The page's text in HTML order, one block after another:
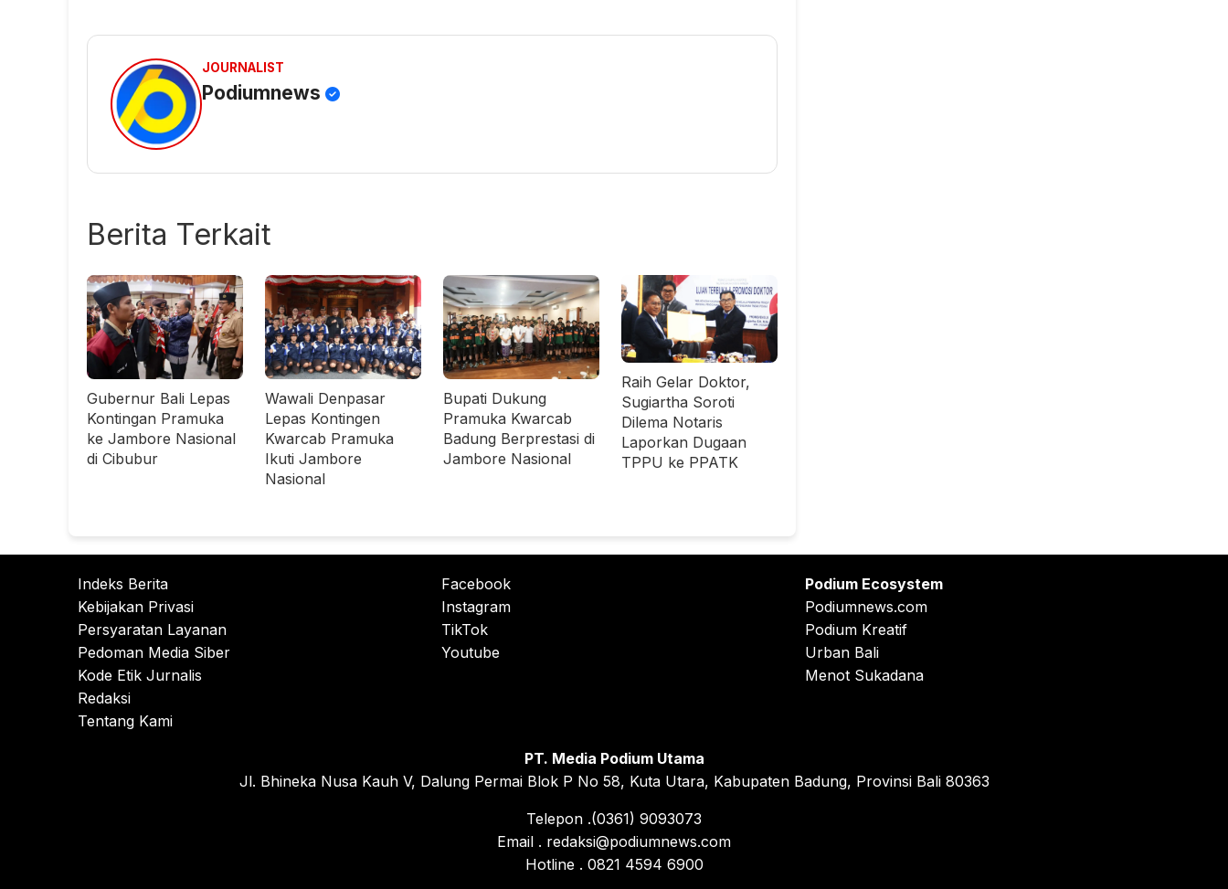
JOURNALIST
Podiumnews
Berita Terkait
Gubernur Bali Lepas
Kontingan Pramuka
ke Jambore Nasional
di Cibubur
Wawali Denpasar
Lepas Kontingen
Kwarcab Pramuka
Ikuti Jambore
Nasional
Bupati Dukung
Pramuka Kwarcab
Badung Berprestasi di
Jambore Nasional
Raih Gelar Doktor,
Sugiartha Soroti
Dilema Notaris
Laporkan Dugaan
TPPU ke PPATK
Indeks Berita
Kebijakan Privasi
Persyaratan Layanan
Pedoman Media Siber
Kode Etik Jurnalis
Redaksi
Tentang Kami
Facebook
Instagram
TikTok
Youtube
Podium Ecosystem
Podiumnews.com
Podium Kreatif
Urban Bali
Menot Sukadana
PT. Media Podium Utama
Jl. Bhineka Nusa Kauh V, Dalung Permai Blok P No 58, Kuta Utara, Kabupaten Badung, Provinsi Bali 80363
Telepon .(0361) 9093073
Email . redaksi@podiumnews.com
Hotline . 0821 4594 6900